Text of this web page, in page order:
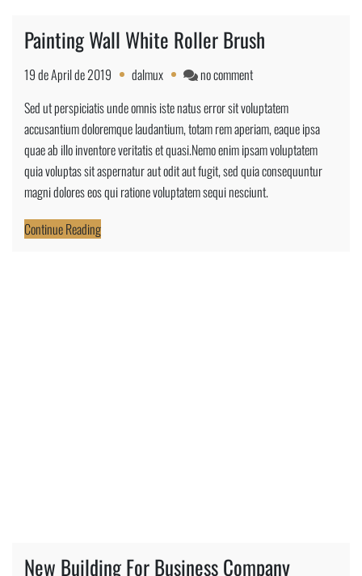
Painting Wall White Roller Brush
19 de April de 2019 dalmux no commenton
Wall
White
Roller
Brush
Sed ut perspiciatis unde omnis iste natus error sit voluptatem
accusantium doloremque laudantium, totam rem aperiam, eaque ipsa
quae ab illo inventore veritatis et quasi.Nemo enim ipsam voluptatem
quia voluptas sit aspernatur aut odit aut fugit, sed quia consequuntur
magni dolores eos qui ratione voluptatem sequi nesciunt.
Continue Reading
New Building For Business Company